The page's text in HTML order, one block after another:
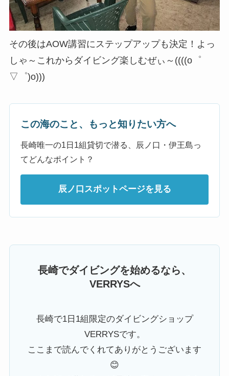
その後はAOW講習にステップアップも決定！よっ
しゃ～これからダイビング楽しむぜぃ～((((o゜
▽゜)o)))
この海のこと、もっと知りたい方へ
長崎唯一の1日1組貸切で潜る、辰ノ口・伊王島っ
てどんなポイント？
辰ノ口スポットページを見る
長崎でダイビングを始めるなら、
VERRYSへ
長崎で1日1組限定のダイビングショップ
VERRYSです。
ここまで読んでくれてありがとうございます
😊